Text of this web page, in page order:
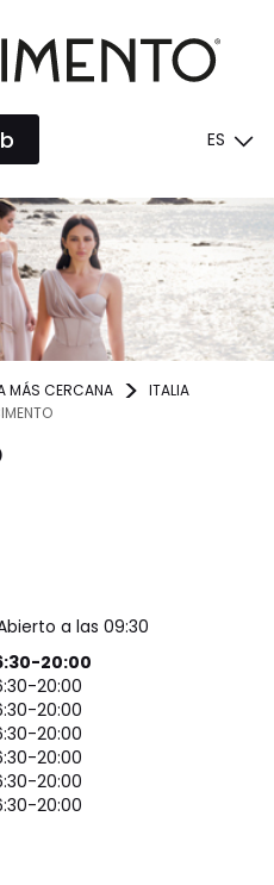
ES
MÁS CERCANA
ITALIA
a las 09:30
20:00
20:00
20:00
20:00
20:00
20:00
20:00